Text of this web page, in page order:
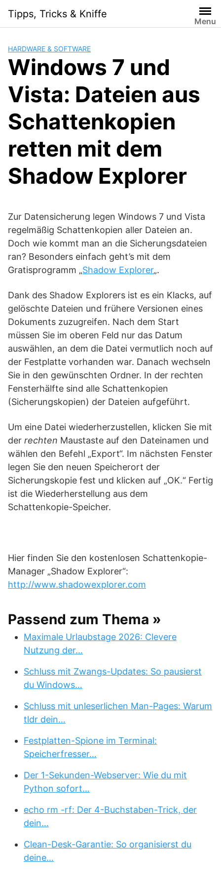
content
Tipps, Tricks & Kniffe
Menu
HARDWARE & SOFTWARE
Windows 7 und
Vista: Dateien aus
Schattenkopien
retten mit dem
Shadow Explorer
Zur Datensicherung legen Windows 7 und Vista
regelmäßig Schattenkopien aller Dateien an.
Doch wie kommt man an die Sicherungsdateien
ran? Besonders einfach geht’s mit dem
Gratisprogramm „Shadow Explorer„.
Dank des Shadow Explorers ist es ein Klacks, auf
gelöschte Dateien und frühere Versionen eines
Dokuments zuzugreifen. Nach dem Start
müssen Sie im oberen Feld nur das Datum
auswählen, an dem die Datei vermutlich noch auf
der Festplatte vorhanden war. Danach wechseln
Sie in den gewünschten Ordner. In der rechten
Fensterhälfte sind alle Schattenkopien
(Sicherungskopien) der Dateien aufgeführt.
Um eine Datei wiederherzustellen, klicken Sie mit
der rechten Maustaste auf den Dateinamen und
wählen den Befehl „Export“. Im nächsten Fenster
legen Sie den neuen Speicherort der
Sicherungskopie fest und klicken auf „OK.“ Fertig
ist die Wiederherstellung aus dem
Schattenkopie-Speicher.
Hier finden Sie den kostenlosen Schattenkopie-
Manager „Shadow Explorer“:
http://www.shadowexplorer.com
Passend zum Thema »
Maximale Urlaubstage 2026: Clevere
Nutzung der…
Schluss mit Zwangs-Updates: So pausierst
du Windows…
Schluss mit unleserlichen Man-Pages: Warum
tldr dein…
Festplatten-Spione im Terminal:
Speicherfresser…
Der 1-Sekunden-Webserver: Wie du mit
Python sofort…
echo rm -rf: Der 4-Buchstaben-Trick, der
dein…
Clean-Desk-Garantie: So organisierst du
deine…